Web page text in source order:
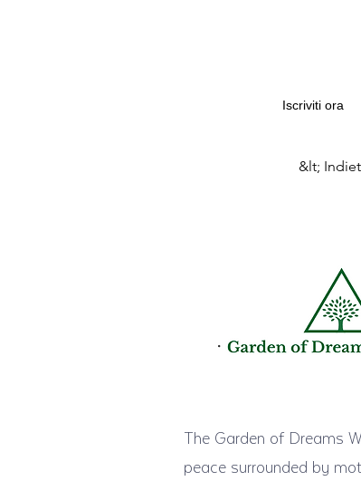
Iscriviti ora
&lt;
The Garden of Dreams
peace surrounded by